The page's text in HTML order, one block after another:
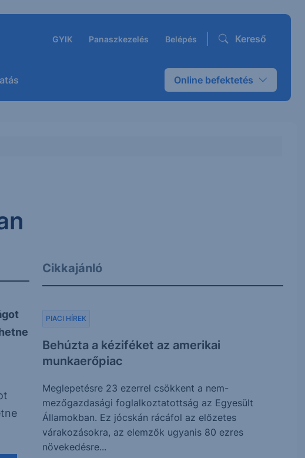
GYIK Panaszkezelés Belépés Kereső
Online befektetés
Cikkajánló
Behúzta a kéziféket az amerikai
munkaerőpiac
PIACI HÍREK
Meglepetésre 23 ezerrel csökkent a nem-
mezőgazdasági foglalkoztatottság az Egyesült
Államokban. Ez jócskán rácáfol az előzetes
várakozásokra, az elemzők ugyanis 80 ezres
növekedésre...